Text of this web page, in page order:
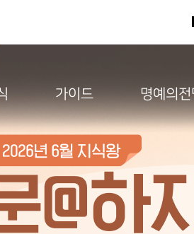
가이드 명예의